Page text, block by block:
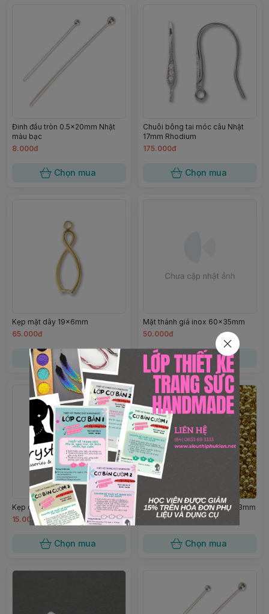
Đinh đầu tròn 0.5x20mm Nhật
màu bạc
8.000đ
Chọn mua
Chuôi bông tai móc câu Nhật
17mm Rhodium
175.000đ
Chọn mua
Kẹp mặt dây 19x6mm
65.000đ
Chọn mua
Mặt thánh giá inox 60x35mm
50.000đ
Chọn mua
Kẹp dây da màu silver 6mm
15.000đ
Chọn mua
Cườm Metal đồng mạ vàng 3mm
3.000đ
Chọn mua